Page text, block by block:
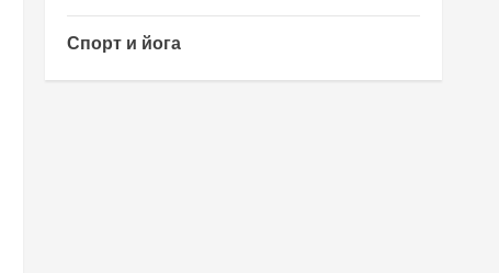
Спорт и йога